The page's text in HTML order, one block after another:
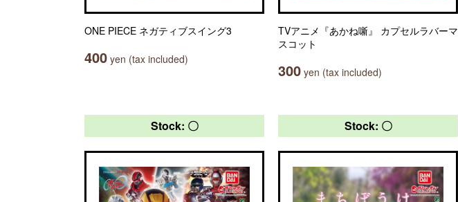
ONE PIECE ネガティブスイング3
400 yen (tax included)
TVアニメ『あかね噺』 カプセルラバーマ
スコット
300 yen (tax included)
Stock: 〇 Stock: 〇